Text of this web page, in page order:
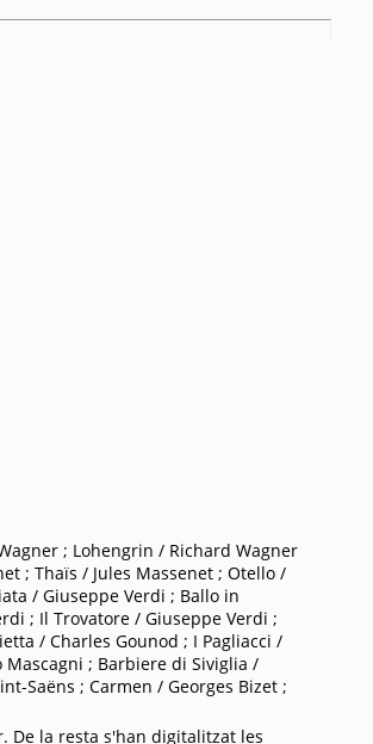
; Lohengrin / Richard Wagner
; Thaïs / Jules Massenet ; Otello /
/ Giuseppe Verdi ; Ballo in
; Il Trovatore / Giuseppe Verdi ;
/ Charles Gounod ; I Pagliacci /
Mascagni ; Barbiere di Siviglia /
Saëns ; Carmen / Georges Bizet ;
De la resta s'han digitalitzat les